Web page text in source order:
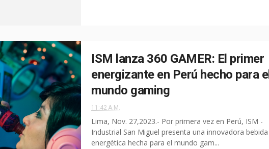
ISM lanza 360 GAMER: El primer
energizante en Perú hecho para el
mundo gaming
11:42 A.M.
Lima, Nov. 27,2023.- Por primera vez en Perú, ISM -
Industrial San Miguel presenta una innovadora bebida
energética hecha para el mundo gam...